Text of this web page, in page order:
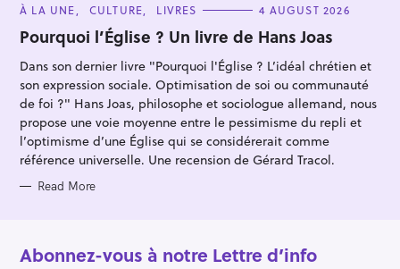
C
T
E
O
I
E
S
À LA UNE CULTURE LIVRES 4 AUGUST 2026
Pourquoi l’Église ? Un livre de Hans Joas
Dans son dernier livre "Pourquoi l'Église ? L’idéal chrétien et
son expression sociale. Optimisation de soi ou communauté
de foi ?" Hans Joas, philosophe et sociologue allemand, nous
propose une voie moyenne entre le pessimisme du repli et
l’optimisme d’une Église qui se considérerait comme
référence universelle. Une recension de Gérard Tracol.
Read More
Abonnez-vous à notre Lettre d’info
r
: